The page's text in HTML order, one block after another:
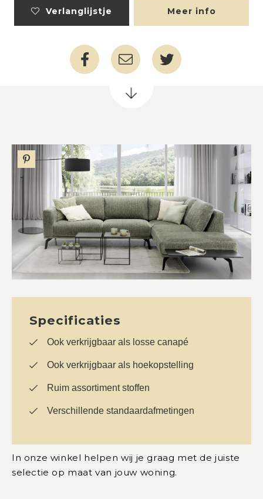
Verlanglijstje Meer info
Specificaties
Ook verkrijgbaar als losse canapé
Ook verkrijgbaar als hoekopstelling
Ruim assortiment stoffen
Verschillende standaardafmetingen
In onze winkel helpen wij je graag met de juiste
selectie op maat van jouw woning.